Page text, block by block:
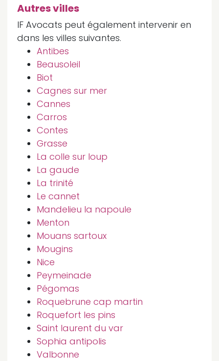
Autres villes
IF Avocats peut également intervenir en
dans les villes suivantes.
Antibes
Beausoleil
Biot
Cagnes sur mer
Cannes
Carros
Contes
Grasse
La colle sur loup
La gaude
La trinité
Le cannet
Mandelieu la napoule
Menton
Mouans sartoux
Mougins
Nice
Peymeinade
Pégomas
Roquebrune cap martin
Roquefort les pins
Saint laurent du var
Sophia antipolis
Valbonne